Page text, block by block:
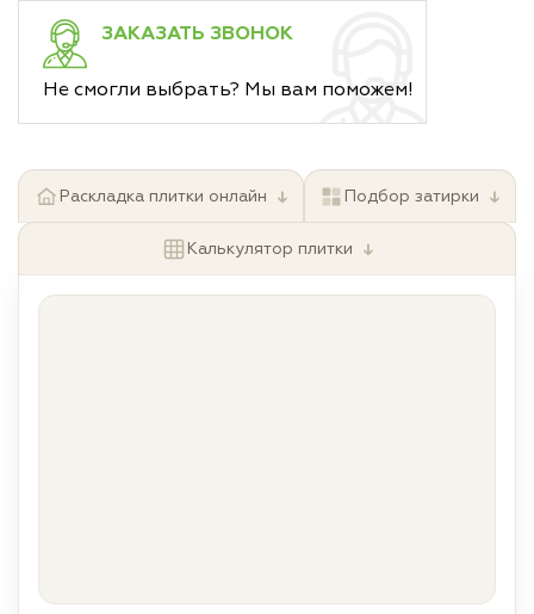
ЗАКАЗАТЬ ЗВОНОК
Не смогли выбрать? Мы вам поможем!
Раскладка плитки онлайн ↓ Подбор затирки ↓
Калькулятор плитки ↓